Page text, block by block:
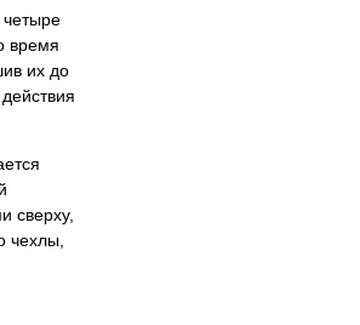
четыре
время
их до
сверху,
чехлы,